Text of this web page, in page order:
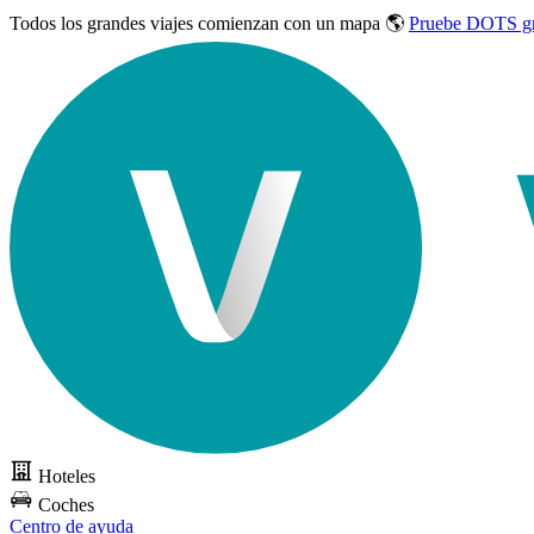
Todos los grandes viajes comienzan con un mapa 🌎 Pruebe DOTS
Hoteles
Coches
Centro de ayuda